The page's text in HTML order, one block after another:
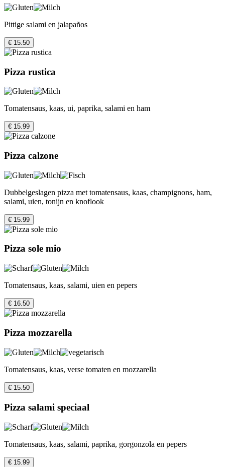
Pittige salami en jalapaños
€ 15.50
Pizza rustica
Tomatensaus, kaas, ui, paprika, salami en ham
€ 15.99
Pizza calzone
Dubbelgeslagen pizza met tomatensaus, kaas, champignons, ham,
salami, uien, tonijn en knoflook
€ 15.99
Pizza sole mio
Tomatensaus, kaas, salami, uien en pepers
€ 16.50
Pizza mozzarella
Tomatensaus, kaas, verse tomaten en mozzarella
€ 15.50
Pizza salami speciaal
Tomatensaus, kaas, salami, paprika, gorgonzola en pepers
€ 15.99